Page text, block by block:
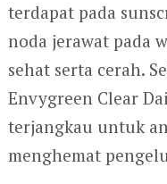
terdapat pada
noda jerawat pada
sehat serta cerah.
Envygreen Clear
terjangkau untuk
menghemat